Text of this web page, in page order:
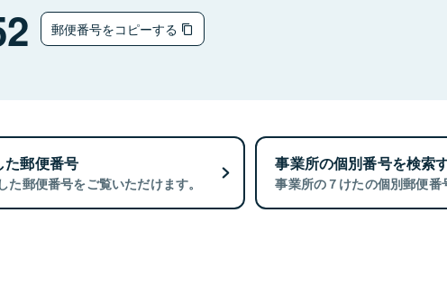
郵便番号をコピーする
た郵便番号
た郵便番号をご覧いただけます。
事業所の個別番号を検索
事業所の７けたの個別郵便番